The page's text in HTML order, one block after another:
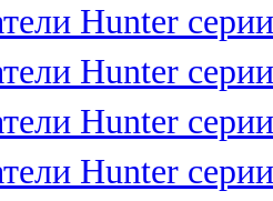
Hunter
Hunter
Hunter
Hunter